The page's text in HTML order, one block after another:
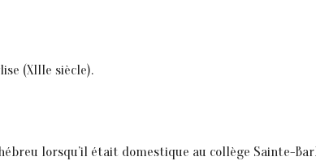
(XIIIe siècle).
lorsqu’il était domestique au collège Sainte-